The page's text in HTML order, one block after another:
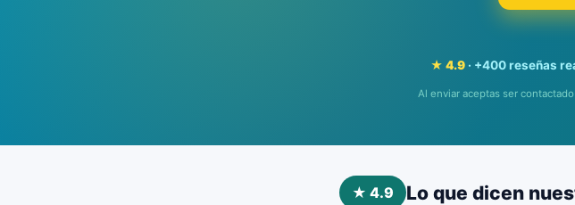
★ 4.9· +400 reseñas
Al enviar aceptas ser
★ 4.9 Lo que dicen